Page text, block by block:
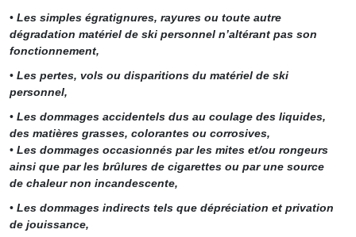
• Les simples égratignures, rayures ou toute autre
dégradation matériel de ski personnel n’altérant pas son
fonctionnement,
• Les pertes, vols ou disparitions du matériel de ski
personnel,
• Les dommages accidentels dus au coulage des liquides,
des matières grasses, colorantes ou corrosives,
• Les dommages occasionnés par les mites et/ou rongeurs
ainsi que par les brûlures de cigarettes ou par une source
de chaleur non incandescente,
• Les dommages indirects tels que dépréciation et privation
de jouissance,